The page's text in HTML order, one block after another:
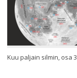
Kuu paljain silmin, osa